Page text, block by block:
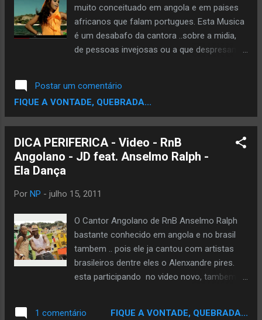
muito conceituado em angola e em paises
africanos que falam portugues. Esta Musica
é um desabafo da cantora ..sobre a midia,
de pessoas invejosas ou a que despresam..e
vocal da cantara canta mtooooo...!!!!
Postar um comentário
FIQUE A VONTADE, QUEBRADA...
DICA PERIFERICA - Video - RnB
Angolano - JD feat. Anselmo Ralph -
Ela Dança
Por NP - julho 15, 2011
O Cantor Angolano de RnB Anselmo Ralph
bastante conhecido em angola e no brasil
tambem .. pois ele ja cantou com artistas
brasileiros dentre eles o Alenxandre pires.
esta participando no video novo, tambem
1 comentário FIQUE A VONTADE, QUEBRADA...